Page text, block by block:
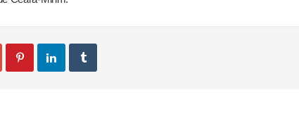
  